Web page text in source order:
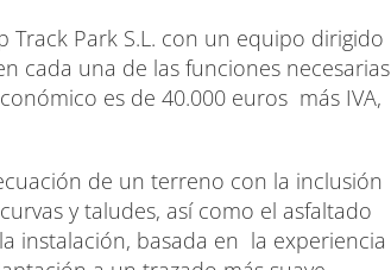
Park S.L. con un equipo dirigido
cada una de las funciones necesarias
es de 40.000 euros más IVA,
de un terreno con la inclusión
y taludes, así como el asfaltado
instalación, basada en la experiencia